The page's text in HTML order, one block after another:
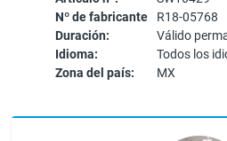
Nº de fabricante
R18-05768
Duración:
Válido
Idioma:
Todos los
Zona del país:
MX